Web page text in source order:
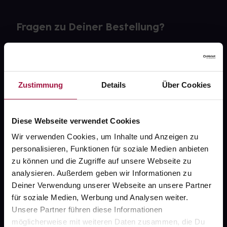
Zustimmung Details Über Cookies
Diese Webseite verwendet Cookies
Wir verwenden Cookies, um Inhalte und Anzeigen zu
personalisieren, Funktionen für soziale Medien anbieten
zu können und die Zugriffe auf unsere Webseite zu
analysieren. Außerdem geben wir Informationen zu
Deiner Verwendung unserer Webseite an unsere Partner
für soziale Medien, Werbung und Analysen weiter.
Unsere Partner führen diese Informationen
möglicherweise mit weiteren Daten zusammen, die Du
Fragen zu Deiner Bestellung?
gesund.de
Über uns
Karriere
Newsletter